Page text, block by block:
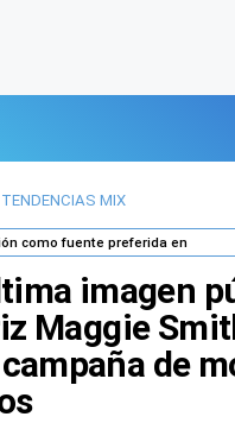
TENDENCIAS MIX
como fuente preferida en
imagen
Maggie
de